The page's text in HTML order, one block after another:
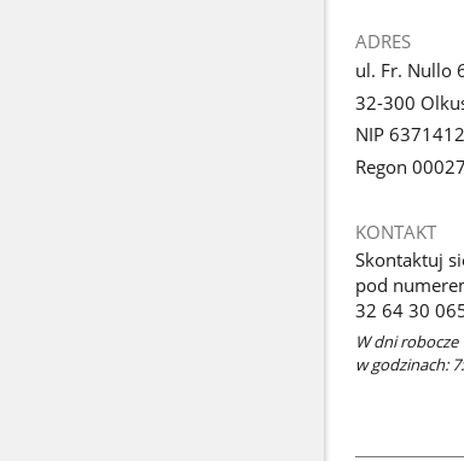
ADRES
ul. Fr. Nullo
32-300
NIP
Regon
KONTAKT
Skontaktuj
pod
32 64 30
W dni robocze
w godzinach: